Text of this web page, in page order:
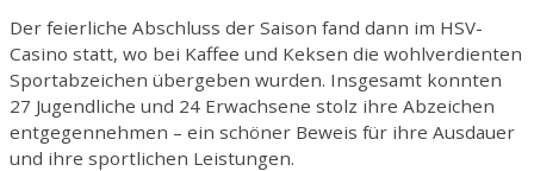
Der feierliche Abschluss der Saison fand dann im HSV-
Casino statt, wo bei Kaffee und Keksen die wohlverdienten
Sportabzeichen übergeben wurden. Insgesamt konnten
27 Jugendliche und 24 Erwachsene stolz ihre Abzeichen
entgegennehmen – ein schöner Beweis für ihre Ausdauer
und ihre sportlichen Leistungen.